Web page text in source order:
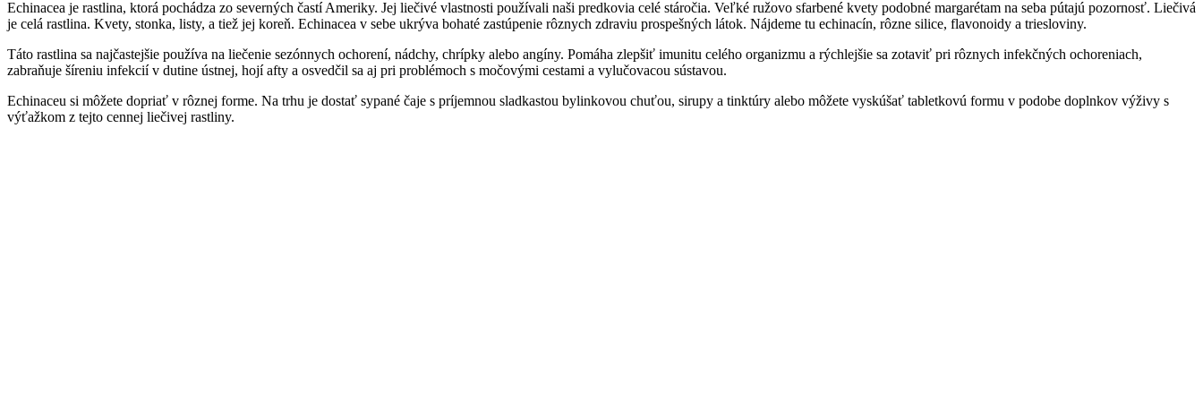
Echinacea je rastlina, ktorá pochádza zo severných častí Ameriky. Jej liečivé vlastnosti používali naši predkovia celé stáročia. Veľké ružovo sfarbené kvety podobné margarétam na seba pútajú pozornosť. Liečivá
je celá rastlina. Kvety, stonka, listy, a tiež jej koreň. Echinacea v sebe ukrýva bohaté zastúpenie rôznych zdraviu prospešných látok. Nájdeme tu echinacín, rôzne silice, flavonoidy a triesloviny.
Táto rastlina sa najčastejšie používa na liečenie sezónnych ochorení, nádchy, chrípky alebo angíny. Pomáha zlepšiť imunitu celého organizmu a rýchlejšie sa zotaviť pri rôznych infekčných ochoreniach,
zabraňuje šíreniu infekcií v dutine ústnej, hojí afty a osvedčil sa aj pri problémoch s močovými cestami a vylučovacou sústavou.
Echinaceu si môžete dopriať v rôznej forme. Na trhu je dostať sypané čaje s príjemnou sladkastou bylinkovou chuťou, sirupy a tinktúry alebo môžete vyskúšať tabletkovú formu v podobe doplnkov výživy s
výťažkom z tejto cennej liečivej rastliny.